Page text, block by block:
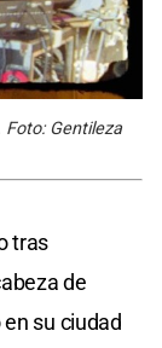
Gentileza
tras
de
su ciudad